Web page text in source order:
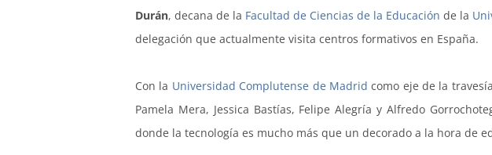
Durán, decana de la Facultad de Ciencias de la Educación de la
delegación que actualmente visita centros formativos en España.
Con la Universidad Complutense de Madrid como eje de la
Pamela Mera, Jessica Bastías, Felipe Alegría y Alfredo
donde la tecnología es mucho más que un decorado a la hora de